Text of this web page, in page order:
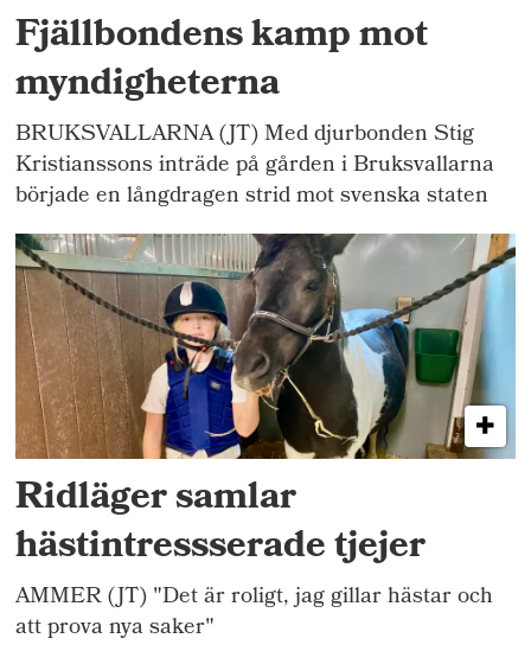
Fjällbondens kamp mot
myndigheterna
BRUKSVALLARNA (JT) Med djurbonden Stig
Kristianssons inträde på gården i Bruksvallarna
började en långdragen strid mot svenska staten
Ridläger samlar
hästintressserade tjejer
AMMER (JT) "Det är roligt, jag gillar hästar och
att prova nya saker"